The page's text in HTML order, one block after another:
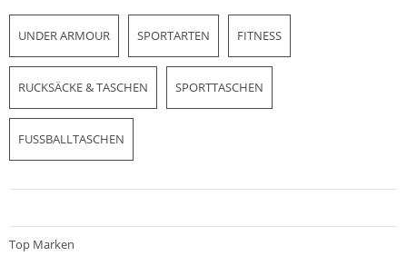
UNDER ARMOUR SPORTARTEN FITNESS
RUCKSÄCKE & TASCHEN SPORTTASCHEN
FUSSBALLTASCHEN
Top Marken